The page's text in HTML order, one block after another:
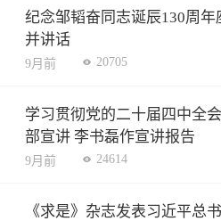
纪念邹韬奋同志诞辰130周
并讲话
9月前 20705
学习贯彻党的二十届四中全
部宣讲 李书磊作宣讲报告
9月前 24614
《求是》杂志发表习近平总